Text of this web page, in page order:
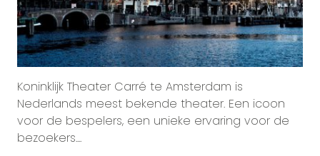
Koninklijk Theater Carré te Amsterdam is
Nederlands meest bekende theater. Een icoon
voor de bespelers, een unieke ervaring voor de
bezoekers....